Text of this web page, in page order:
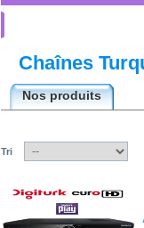
Chaînes
Nos produits
Tri